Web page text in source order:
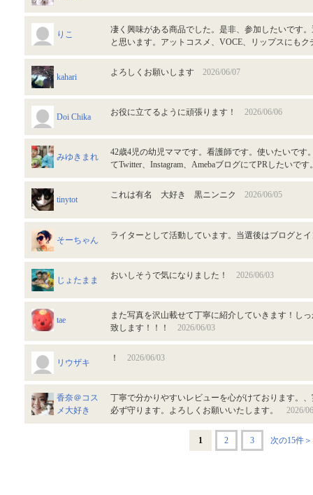
りこ
凄く興味がある商品でした。是非、参加したいです
と思います。アットコスメ、VOCE、リップスにも
kahari よろしくお願いします 2026/06/07
Doi Chika お役に立てるように頑張ります！ 2026/06/06
みゆきまれ
42歳4児の幼児ママです。看護師です。使いたいで
てTwitter、Instagram、AmebaブログにてPRしたいで
tinytot これは有名 大好き 黒ニンニク 2026/06/05
そーちゃん ライターとして活動しています。当選後はブログ
じょたまま おいしそうで気になりました！ 2026/06/03
tae
また写真を沢山載せて丁寧に紹介していきます！し
致します！！！ 2026/06/03
リウザキ ！ 2026/06/03
香奈＠コス
メ大好き
丁寧で分かりやすいレビューを心がけております。
必ず守ります。よろしくお願いいたします。 2026/
1 2 3 次の15件